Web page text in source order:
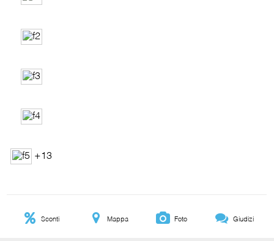
+13
Sconti Mappa Foto Giudizi